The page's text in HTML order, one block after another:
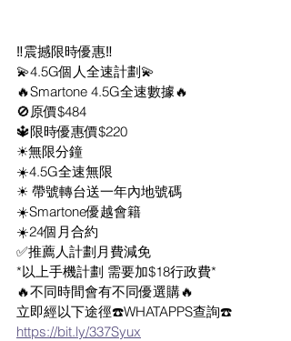
‼️震撼限時優惠‼️
💫4.5G個人全速計劃💫
🔥Smartone 4.5G全速數據🔥
🚫原價$484
🔱限時優惠價$220
☀無限分鐘
☀️4.5G全速無限
☀ 帶號轉台送一年內地號碼
☀️Smartone優越會籍
☀️24個月合約
✅推薦人計劃月費減免
*以上手機計劃 需要加$18行政費*
🔥不同時間會有不同優選購🔥
立即經以下途徑☎️WHATAPPS查詢☎️
https://bit.ly/337Syux